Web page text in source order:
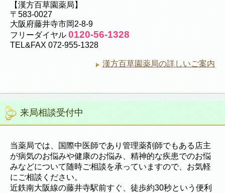
【漢方百草園薬局】
〒583-0027
大阪府藤井寺市岡2-8-9
フリーダイヤル 0120-56-1328
TEL&FAX 072-955-1328
漢方百草園薬局の詳しいご案内
来局相談受付中
当薬局では、国際中医師であり管理薬剤師でもある店主
が病気のお悩みや健康のお悩み、精神的な疾患でのお悩
みなどについて随時ご相談を承っていますので、お気軽
にご相談ください。
近鉄南大阪線の藤井寺駅前すぐ、徒歩約30秒という便利